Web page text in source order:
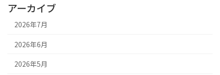
アーカイブ
2026年7月
2026年6月
2026年5月